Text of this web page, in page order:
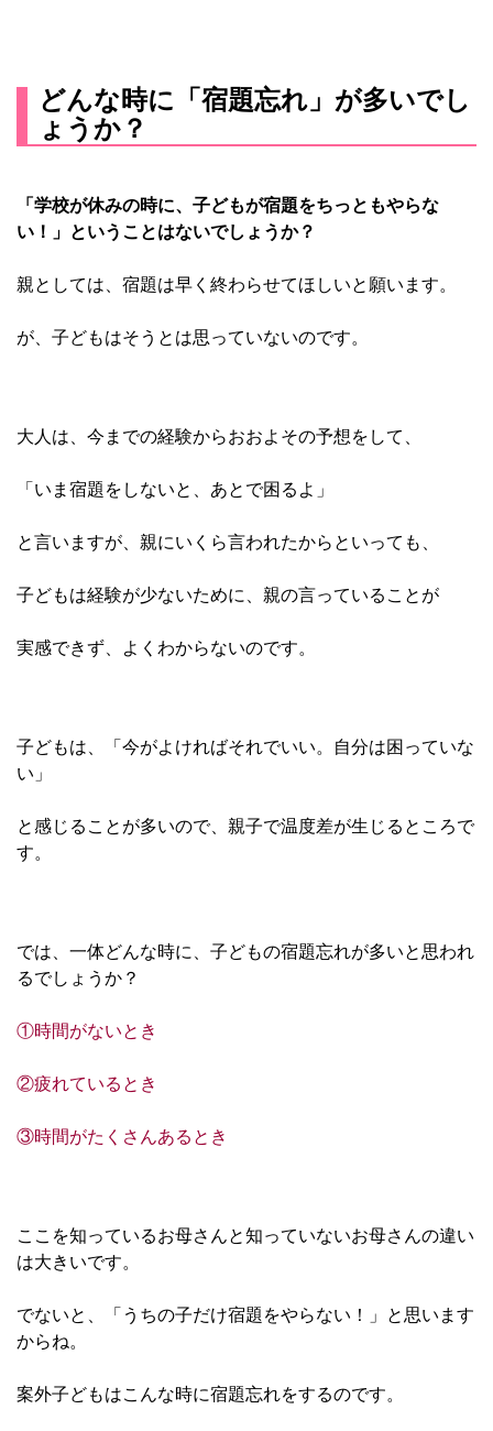
どんな時に「宿題忘れ」が多いでし
ょうか？
「学校が休みの時に、子どもが宿題をちっともやらな
い！」ということはないでしょうか？
親としては、宿題は早く終わらせてほしいと願います。
が、子どもはそうとは思っていないのです。
大人は、今までの経験からおおよその予想をして、
「いま宿題をしないと、あとで困るよ」
と言いますが、親にいくら言われたからといっても、
子どもは経験が少ないために、親の言っていることが
実感できず、よくわからないのです。
子どもは、「今がよければそれでいい。自分は困っていな
い」
と感じることが多いので、親子で温度差が生じるところで
す。
では、一体どんな時に、子どもの宿題忘れが多いと思われ
るでしょうか？
①時間がないとき
②疲れているとき
③時間がたくさんあるとき
ここを知っているお母さんと知っていないお母さんの違い
は大きいです。
でないと、「うちの子だけ宿題をやらない！」と思います
からね。
案外子どもはこんな時に宿題忘れをするのです。